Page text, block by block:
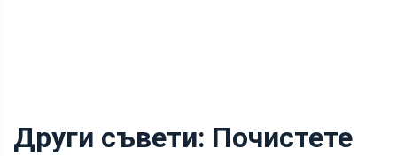
Други съвети: Почистете